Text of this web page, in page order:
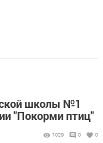
школы №1
"Покорми птиц"
1029 0 0